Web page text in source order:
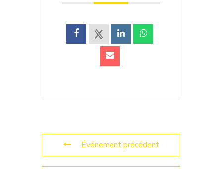
Événement précédent